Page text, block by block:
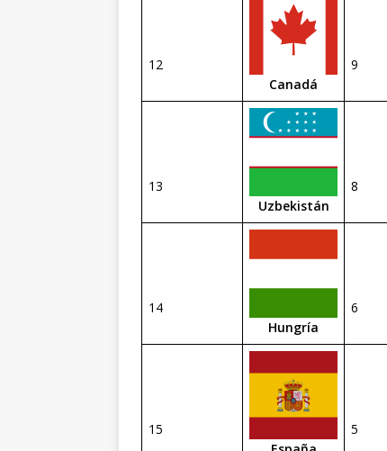
12
Canadá
9
13
Uzbekistán
8
14
Hungría
6
15
5